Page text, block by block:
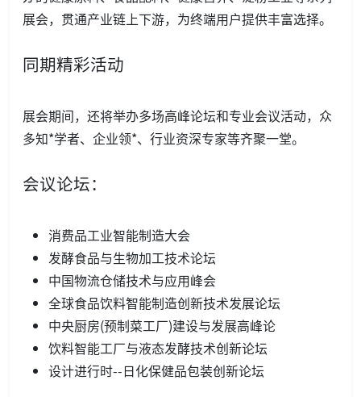
展会，贯通产业链上下游，为终端用户提供丰富选择。
同期精彩活动
展会期间，还将举办多场高峰论坛和专业会议活动，众
多知*学者、企业领*、行业资深专家等齐聚一堂。
会议论坛：
消费品工业智能制造大会
发酵食品与生物加工技术论坛
中国物流仓储技术与应用峰会
全球食品饮料智能制造创新技术发展论坛
中央厨房(预制菜工厂)建设与发展高峰论
饮料智能工厂与液态发酵技术创新论坛
设计进行时--日化保健品包装创新论坛